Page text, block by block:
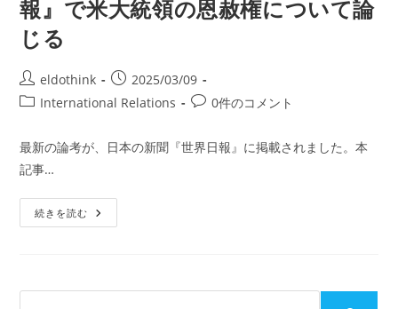
報』で米大統領の恩赦権について論
じる
eldothink
2025/03/09
International Relations
0件のコメント
最新の論考が、日本の新聞『世界日報』に掲載されました。本
記事…
続きを読む